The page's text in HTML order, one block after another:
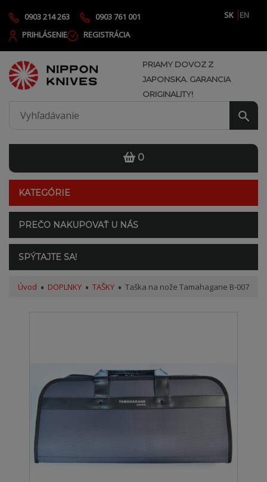
0903 214 263 0903 761 001 SK
EN
PRIHLÁSENIE
REGISTRÁCIA
PRIAMY DOVOZ Z
JAPONSKA. GARANCIA
ORIGINALITY!
0
KATEGÓRIE
PREČO NAKUPOVAŤ U NÁS
SPÝTAJTE SA!
Úvod DOPLNKY TAŠKY Taška na nože Tamahagane B-007